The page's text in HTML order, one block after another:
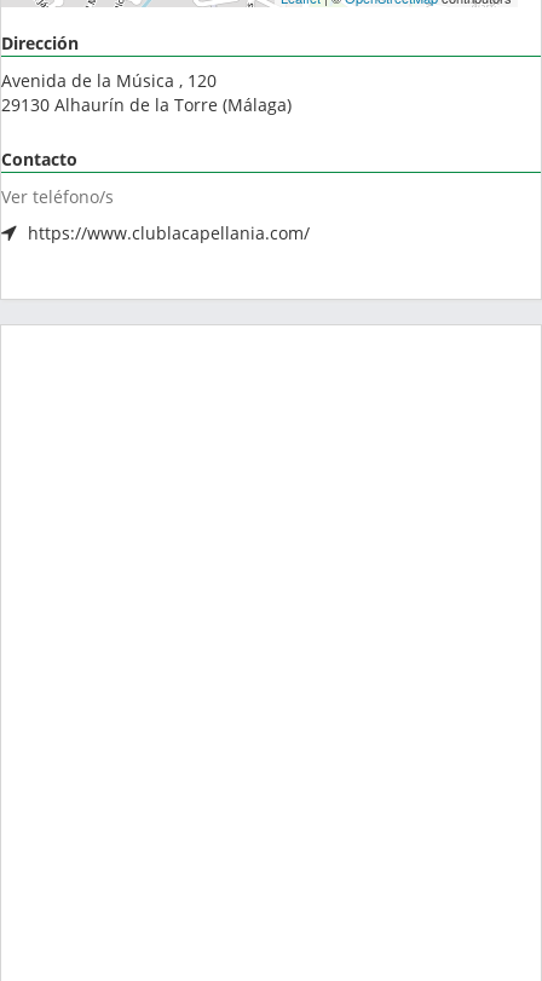
Dirección
Avenida de la Música , 120
29130 Alhaurín de la Torre (Málaga)
Contacto
Ver teléfono/s
https://www.clublacapellania.com/